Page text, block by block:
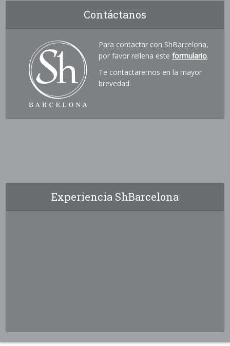
Contáctanos
Para contactar con ShBarcelona,
por favor rellena esteformulario.
Te contactaremos en la mayor
brevedad.
Experiencia ShBarcelona